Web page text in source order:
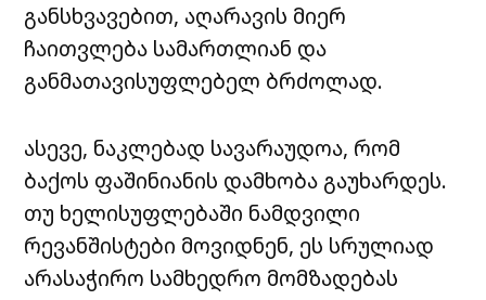
განსხვავებით, აღარავის მიერ
ჩაითვლება სამართლიან და
განმათავისუფლებელ ბრძოლად.
ასევე, ნაკლებად სავარაუდოა, რომ
ბაქოს ფაშინიანის დამხობა გაუხარდეს.
თუ ხელისუფლებაში ნამდვილი
რევანშისტები მოვიდნენ, ეს სრულიად
არასაჭირო სამხედრო მომზადებას